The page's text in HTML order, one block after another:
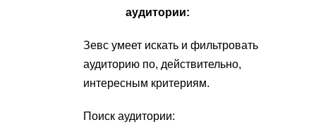
аудитории:
Зевс умеет искать и фильтровать
аудиторию по, действительно,
интересным критериям.
Поиск аудитории: